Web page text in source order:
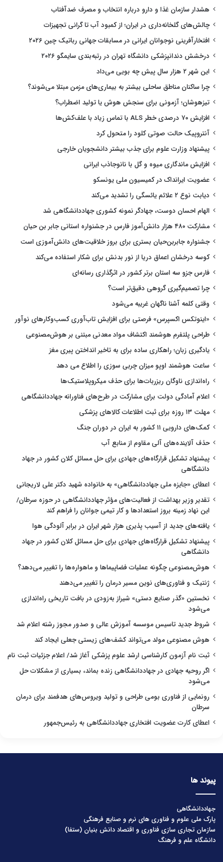
هشدار سازمان غذا و دارو درباره انتخاب و مصرف ضدآفتاب
چالش‌های گلخانه‌داری در ایران؛ از کمبود آب تا گرانی تجهیزات
افتخارآفرینی نوجوانان ایرانی در مسابقات جهانی رباتیک چین ۲۰۲۶
درخشش دندانپزشکی دانشگاه تهران در رتبه‌بندی سایمگو ۲۰۲۶
این شهر ۲ هزار سال پیش چه بویی می‌داد
چرا ساکنان مناطق ساحلی بیشتر به بیماری‌های مزمن مبتلا می‌شوند؟
تیزهوشان؛ آزمونی برای سنجش هوش یا تولید اضطراب؟
افزایش ۷۰ درصدی خطر ALS با تماس زیاد با علف‌کش‌ها
آنتروپیک حالت صوتی کلود را متحول کرد
پیشنهاد وزارت علوم برای جذب بیشتر دانشجویان خارجی
افزایش ماندگاری میوه و گل با نانوجاذب ایرانی
عضویت ایرانداک در کمیسیون ملی یونسکو
دیابت نوع ۲ علائم یائسگی را تشدید می‌کند
الهام احسان دوست، جهادگر نمونه کشوری جهاددانشگاهی شد
مشارکت ۴۸۰ هزار دانش‌آموز فارس در جشنواره استانی جابر بن حیان
جشنواره جابربن‌حیان بستری برای بروز خلاقیت‌های دانش‌آموزی است
کوسه درخشان اعماق دریا از نور بدنش برای شکار استفاده می‌کند
فارس جزو سه استان برتر کشور در اثرگذاری رسانه‌ای
چرا تصمیم‌گیری گروهی دقیق‌تر است؟
وقتی کلمه آشنا ناگهان غریبه می‌شود
«اینوتکس اکسپرس» فرصتی برای افزایش تاب‌آوری کسب‌وکارهای نوآور
طراحی پلتفرم هوشمند اکتشاف مواد معدنی مبتنی بر هوش‌مصنوعی
یادگیری زبان؛ راهکاری ساده برای به تاخیر انداختن پیری مغز
ساعت هوشمند اوپو میزان چربی سوزی را اطلاع می دهد
راه‌اندازی ناوگان ریزربات‌ها برای حذف میکروپلاستیک‌ها
اعلام آمادگی دولت برای مشارکت در طرح‌های فناورانه جهاددانشگاهی
مهلت ۱۳ روزه برای ثبت اطلاعات کالاهای پزشکی
کمک‌های دارویی ۱۱ کشور به ایران در دوران جنگ
حذف آلاینده‌های آلی مقاوم از منابع آب
پیشنهاد تشکیل قرارگاه‌های جهادی برای حل مسائل کلان کشور در جهاد
دانشگاهی
اعطای «جایزه ملی جهاددانشگاهی» به خانواده شهید دکتر علی لاریجانی
تقدیر وزیر بهداشت از فعالیت‌های مؤثر جهاددانشگاهی در حوزه سرطان/
این نهاد زمینه بروز استعدادها و کار تیمی جوانان را فراهم کند
یافته‌های جدید از آسیب پذیری هزار شهر ایران در برابر آلودگی هوا
پیشنهاد تشکیل قرارگاه‌های جهادی برای حل مسائل کلان کشور در جهاد
دانشگاهی
هوش‌مصنوعی چگونه عملیات فضاپیماها و ماهواره‌ها را تغییر می‌دهد؟
ژنتیک و فناوری‌های نوین مسیر درمان را تغییر می‌دهند
نخستین «گذر صنایع دستی» شیراز به‌زودی در بافت تاریخی راه‌اندازی
می‌شود
شروط جدید تاسیس موسسه آموزش عالی و صدور مجوز رشته اعلام شد
هوش مصنوعی مولد می‌تواند کشف‌های زیستی جعلی ایجاد کند
ثبت نام آزمون کارشناسی ارشد علوم پزشکی آغاز شد/ اعلام جزئیات ثبت نام
اگر روحیه جهادی در جهاددانشگاهی زنده بماند، بسیاری از مشکلات حل
می‌شود
رونمایی از فناوری بومی طراحی و تولید ویروس‌های هدفمند برای درمان
سرطان
اعطای کارت عضویت افتخاری جهاددانشگاهی به رئیس‌جمهور
پیوند ها
جهاددانشگاهی
پارک ملی علوم و فناوری های نرم و صنایع فرهنگی
سازمان تجاری سازی فناوری و اقتصاد دانش بنیان (ستفا)
دانشگاه علم و فرهنگ